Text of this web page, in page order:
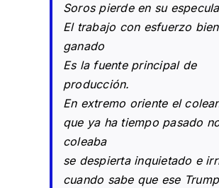
Soros pierde en su
El trabajo con esfuerzo bien
ganado
Es la fuente principal de
producción.
En extremo oriente el
que ya ha tiempo pasado
coleaba
se despierta inquietado e
cuando sabe que ese